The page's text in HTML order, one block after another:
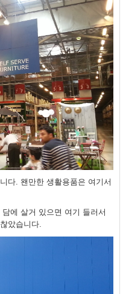
다. 왠만한 생활용품은 여기서
에 살거 있으면 여기 들러서
았습니다.